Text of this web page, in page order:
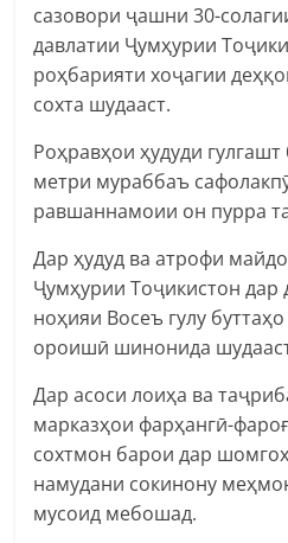
сазовори ҷашни 30-
давлатии Ҷумҳурии
роҳбарияти хоҷагии
сохта шудааст.
Роҳравҳои ҳудуди
метри мураббаъ
равшаннамоии он пурра
Дар ҳудуд ва атрофи
Ҷумҳурии Тоҷикистон
ноҳияи Восеъ гулу
ороишӣ шинонида
Дар асоси лоиҳа ва
марказҳои фарҳангӣ-
сохтмон барои дар
намудани сокинону
мусоид мебошад.